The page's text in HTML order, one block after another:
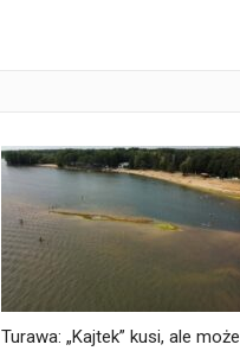
Turawa: „Kajtek” kusi, ale może